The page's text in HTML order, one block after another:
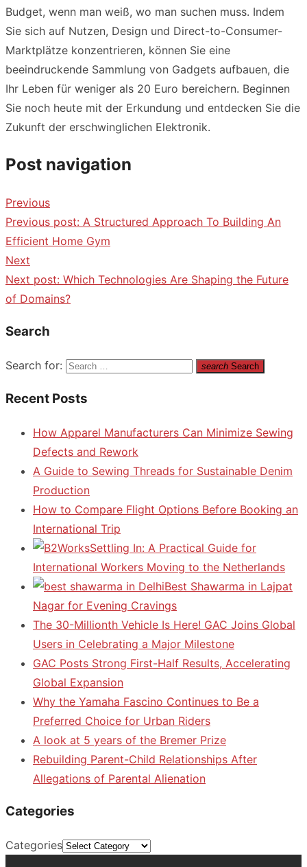
Budget, wenn man weiß, wo man suchen muss. Indem
Sie sich auf Nutzen, Design und Direct-to-Consumer-
Marktplätze konzentrieren, können Sie eine
beeindruckende Sammlung von Gadgets aufbauen, die
Ihr Leben für weniger als 20 Euro bereichern. Beginnen
Sie noch heute mit der Erkundung und entdecken Sie die
Zukunft der erschwinglichen Elektronik.
Post navigation
Previous
Previous post: A Structured Approach To Building An
Efficient Home Gym
Next
Next post: Which Technologies Are Shaping the Future
of Domains?
Search
Search for: search Search
Recent Posts
How Apparel Manufacturers Can Minimize Sewing
Defects and Rework
A Guide to Sewing Threads for Sustainable Denim
Production
How to Compare Flight Options Before Booking an
International Trip
Settling In: A Practical Guide for
International Workers Moving to the Netherlands
Best Shawarma in Lajpat
Nagar for Evening Cravings
The 30-Millionth Vehicle Is Here! GAC Joins Global
Users in Celebrating a Major Milestone
GAC Posts Strong First-Half Results, Accelerating
Global Expansion
Why the Yamaha Fascino Continues to Be a
Preferred Choice for Urban Riders
A look at 5 years of the Bremer Prize
Rebuilding Parent-Child Relationships After
Allegations of Parental Alienation
Categories
Categories